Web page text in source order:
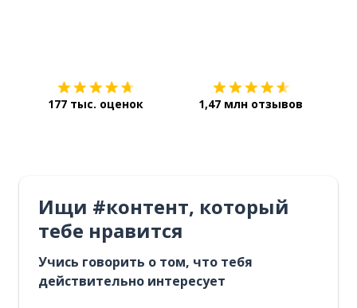
177 тыс. оценок 1,47 млн отзывов
Ищи #контент, который
тебе нравится
Учись говорить о том, что тебя
действительно интересует